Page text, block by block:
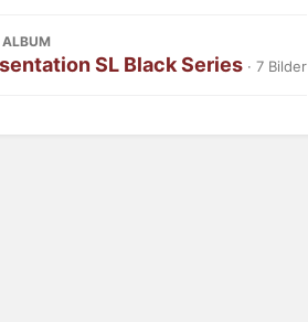
SL Black Series · 7 Bilder